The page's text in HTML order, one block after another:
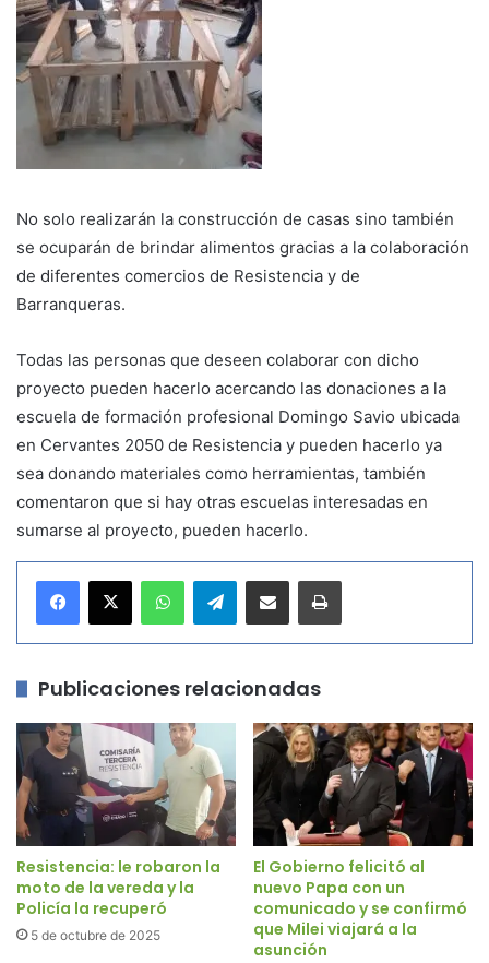
No solo realizarán la construcción de casas sino también
se ocuparán de brindar alimentos gracias a la colaboración
de diferentes comercios de Resistencia y de
Barranqueras.
Todas las personas que deseen colaborar con dicho
proyecto pueden hacerlo acercando las donaciones a la
escuela de formación profesional Domingo Savio ubicada
en Cervantes 2050 de Resistencia y pueden hacerlo ya
sea donando materiales como herramientas, también
comentaron que si hay otras escuelas interesadas en
sumarse al proyecto, pueden hacerlo.
Telegram
Publicaciones relacionadas
Resistencia: le robaron la
moto de la vereda y la
Policía la recuperó
5 de octubre de 2025
El Gobierno felicitó al
nuevo Papa con un
comunicado y se confirmó
que Milei viajará a la
asunción